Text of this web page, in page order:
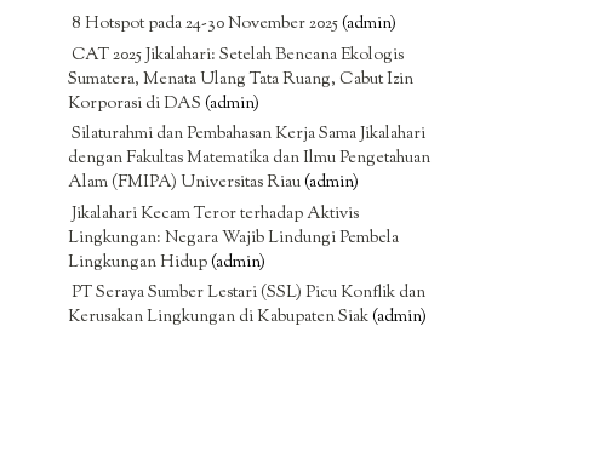
8 Hotspot pada 24-30 November 2025(admin)
CAT 2025 Jikalahari: Setelah Bencana Ekologis
Sumatera, Menata Ulang Tata Ruang, Cabut Izin
Korporasi di DAS (admin)
Silaturahmi dan Pembahasan Kerja Sama Jikalahari
dengan Fakultas Matematika dan Ilmu Pengetahuan
Alam (FMIPA) Universitas Riau(admin)
Jikalahari Kecam Teror terhadap Aktivis
Lingkungan: Negara Wajib Lindungi Pembela
Lingkungan Hidup(admin)
PT Seraya Sumber Lestari (SSL) Picu Konflik dan
Kerusakan Lingkungan di Kabupaten Siak(admin)